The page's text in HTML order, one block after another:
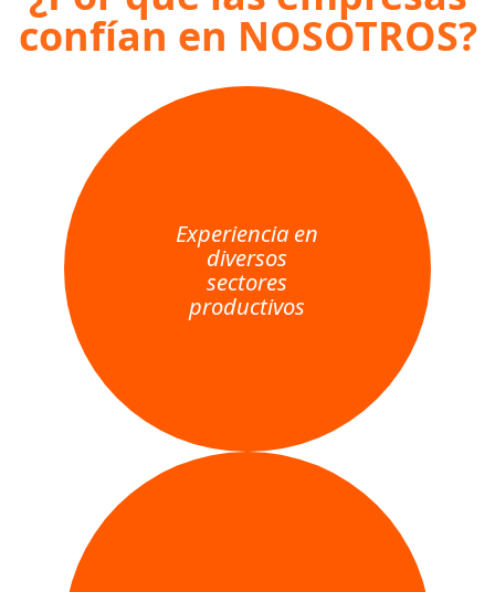
confían en NOSOTROS?
Experiencia en
diversos
sectores
productivos